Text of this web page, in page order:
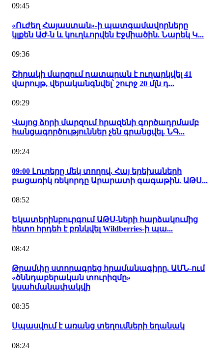
09:45
«Ուժեղ Հայաստան»-ի պատգամավորները
կլքեն ԱԺ-ն և կուղևորվեն Էջմիածին. Նարեկ Կ...
09:36
Շիրակի մարզում դատարան է ուղարկվել 41
վարույթ, վերականգնվել՝ շուրջ 20 մլն դ...
09:29
Վայոց ձորի մարզում հրազենի գործադրմամբ
հանցագործություններ չեն գրանցվել. ՆԳ...
09:24
09:00 Լուրերը մեկ տողով. Հայ երեխաների
բացառիկ ռեկորդը Արարատի գագաթին. ԱԹՍ...
08:52
Եկատերինբուրգում ԱԹՍ-ների հարձակումից
հետո հրդեհ է բռնկվել Wildberries-ի պա...
08:42
Թրամփը ստորագրեց հրամանագիրը. ԱՄՆ-ում
«ծննդաբերական տուրիզմը»
կսահմանափակվի
08:35
Սպասվում է առանց տեղումների եղանակ
08:24